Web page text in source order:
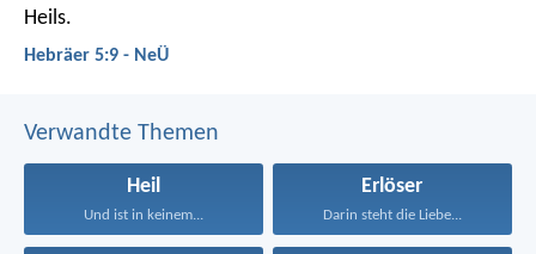
Heils.
Hebräer 5:9 - NeÜ
Verwandte Themen
Heil
Und ist in keinem...
Erlöser
Darin steht die Liebe...